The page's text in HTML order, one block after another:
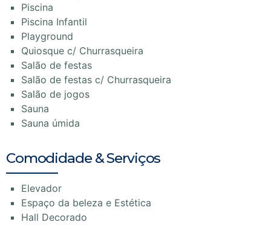
Piscina
Piscina Infantil
Playground
Quiosque c/ Churrasqueira
Salão de festas
Salão de festas c/ Churrasqueira
Salão de jogos
Sauna
Sauna úmida
Comodidade & Serviços
Elevador
Espaço da beleza e Estética
Hall Decorado